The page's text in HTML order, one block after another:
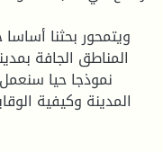
ويتمحور بحثنا
المناطق الجافة
نموذجا حيا
المدينة وكيفية